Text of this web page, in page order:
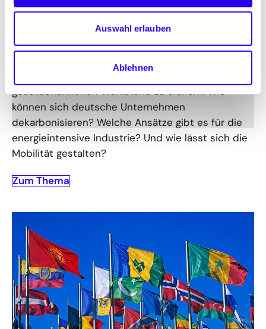
Auswahl erlauben
Ablehnen
Wirtschaft transformieren
Unsere Volkswirtschaft in Richtung Klimaneutralität
gesellschaftlichen Wohlstand zu sichern. Wie
können sich deutsche Unternehmen
dekarbonisieren? Welche Ansätze gibt es für die
energieintensive Industrie? Und wie lässt sich die
Mobilität gestalten?
Zum Thema